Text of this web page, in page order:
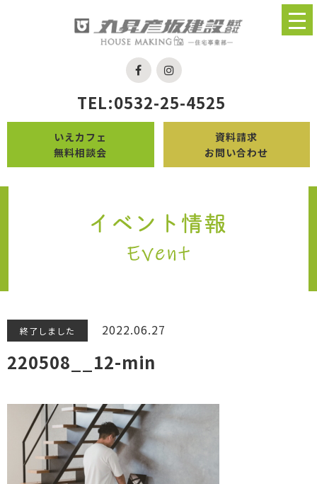
TEL:0532-25-4525
いえカフェ
無料相談会
資料請求
お問い合わせ
終了しました 2022.06.27
220508__12-min